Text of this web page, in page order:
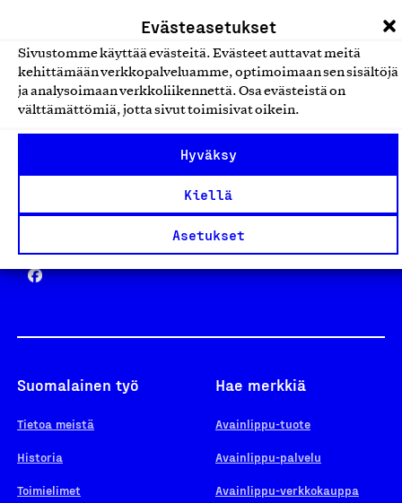
Evästeasetukset
Sivustomme käyttää evästeitä. Evästeet auttavat meitä
kehittämään verkkopalveluamme, optimoimaan sen sisältöjä
ja analysoimaan verkkoliikennettä. Osa evästeistä on
välttämättömiä, jotta sivut toimisivat oikein.
Hyväksy
Kiellä
Asetukset
Avainlippu
Yhteiskunnallinen Yritys -merkki
Suomalainen työ
Tietoa meistä
Historia
Toimielimet
Hae merkkiä
Avainlippu-tuote
Avainlippu-palvelu
Avainlippu-verkkokauppa